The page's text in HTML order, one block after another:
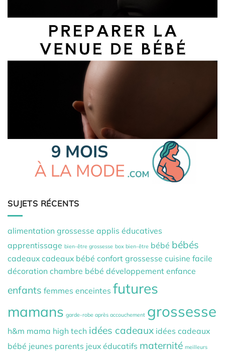
SUJETS RÉCENTS
alimentation grossesse applis éducatives
apprentissage bien-être grossesse box bien-être bébé bébés
cadeaux cadeaux bébé confort grossesse cuisine facile
décoration chambre bébé développement enfance
enfants femmes enceintes futures
mamans garde-robe après accouchement grossesse
h&m mama high tech idées cadeaux idées cadeaux
bébé jeunes parents jeux éducatifs maternité meilleurs